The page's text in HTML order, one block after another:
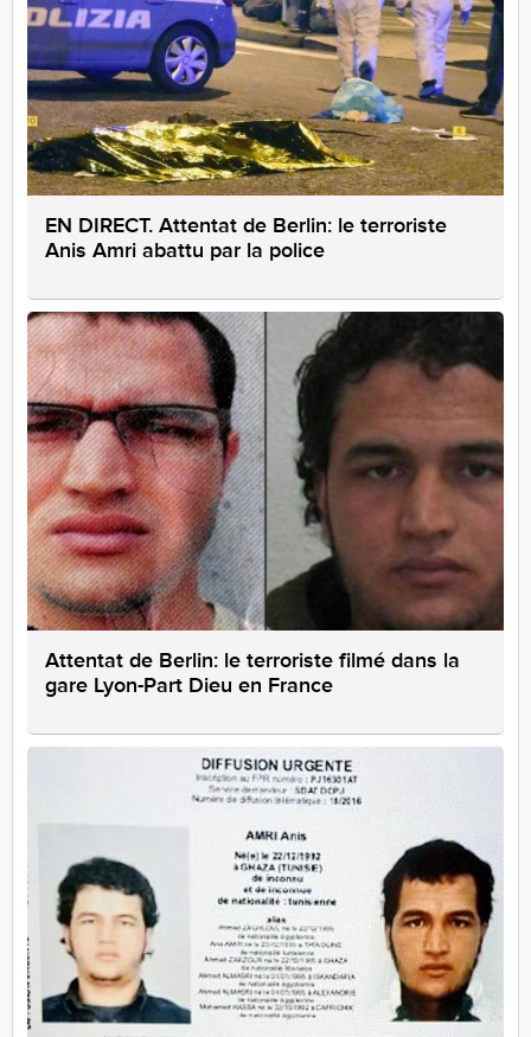
EN DIRECT. Attentat de Berlin: le terroriste
Anis Amri abattu par la police
Attentat de Berlin: le terroriste filmé dans la
gare Lyon-Part Dieu en France